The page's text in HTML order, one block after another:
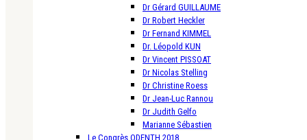
Dr Gérard GUILLAUME
Dr Robert Heckler
Dr Fernand KIMMEL
Dr. Léopold KUN
Dr Vincent PISSOAT
Dr Nicolas Stelling
Dr Christine Roess
Dr Jean-Luc Rannou
Dr Judith Gelfo
Marianne Sébastien
Le Congrès ODENTH 2018